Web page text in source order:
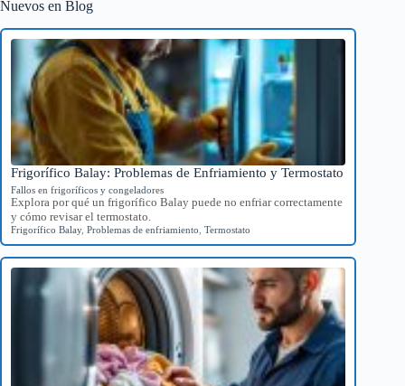
Nuevos en Blog
Frigorífico Balay: Problemas de Enfriamiento y Termostato
Fallos en frigoríficos y congeladores
Explora por qué un frigorífico Balay puede no enfriar correctamente
y cómo revisar el termostato.
Frigorífico Balay, Problemas de enfriamiento Termostato